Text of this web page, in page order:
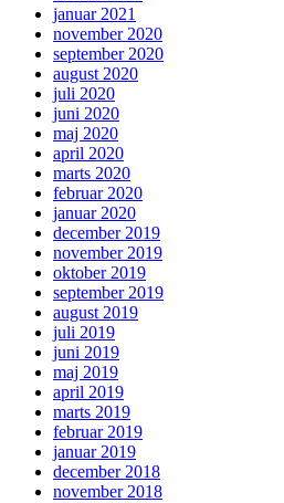
januar 2021
november 2020
september 2020
august 2020
juli 2020
juni 2020
maj 2020
april 2020
marts 2020
februar 2020
januar 2020
december 2019
november 2019
oktober 2019
september 2019
august 2019
juli 2019
juni 2019
maj 2019
april 2019
marts 2019
februar 2019
januar 2019
december 2018
november 2018